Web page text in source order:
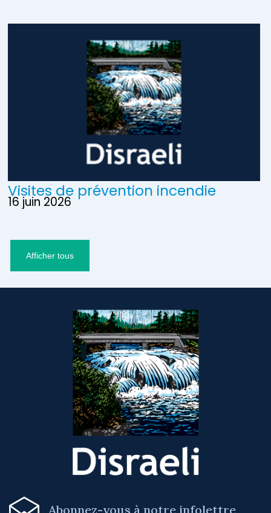
Visites de prévention incendie
16 juin 2026
Afficher tous
Abonnez-vous à notre infolettre